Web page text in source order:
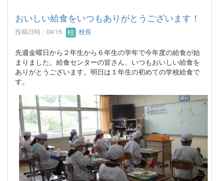
おいしい給食をいつもありがとうございます！
投稿日時 : 04/15 校長
先週金曜日から２年生から６年生の学年で今年度の給食が始
まりました。給食センターの皆さん、いつもおいしい給食を
ありがとうございます。明日は１年生の初めての学校給食で
す。